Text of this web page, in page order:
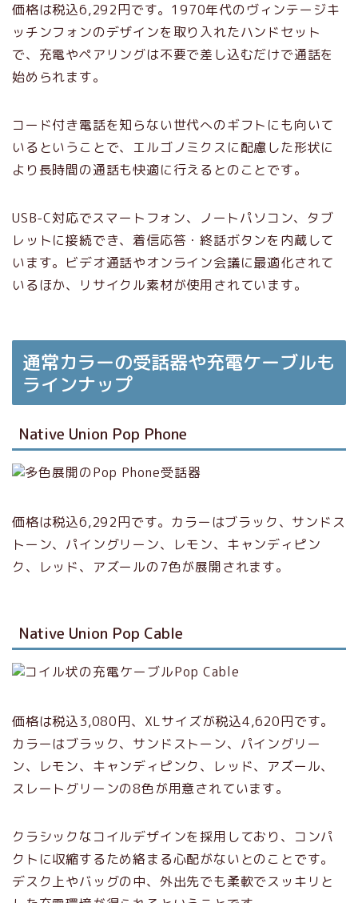
価格は税込6,292円です。1970年代のヴィンテージキ
ッチンフォンのデザインを取り入れたハンドセット
で、充電やペアリングは不要で差し込むだけで通話を
始められます。
コード付き電話を知らない世代へのギフトにも向いて
いるということで、エルゴノミクスに配慮した形状に
より長時間の通話も快適に行えるとのことです。
USB-C対応でスマートフォン、ノートパソコン、タブ
レットに接続でき、着信応答・終話ボタンを内蔵して
います。ビデオ通話やオンライン会議に最適化されて
いるほか、リサイクル素材が使用されています。
通常カラーの受話器や充電ケーブルも
ラインナップ
Native Union Pop Phone
価格は税込6,292円です。カラーはブラック、サンドス
トーン、パイングリーン、レモン、キャンディピン
ク、レッド、アズールの7色が展開されます。
Native Union Pop Cable
価格は税込3,080円、XLサイズが税込4,620円です。
カラーはブラック、サンドストーン、パイングリー
ン、レモン、キャンディピンク、レッド、アズール、
スレートグリーンの8色が用意されています。
クラシックなコイルデザインを採用しており、コンパ
クトに収縮するため絡まる心配がないとのことです。
デスク上やバッグの中、外出先でも柔軟でスッキリと